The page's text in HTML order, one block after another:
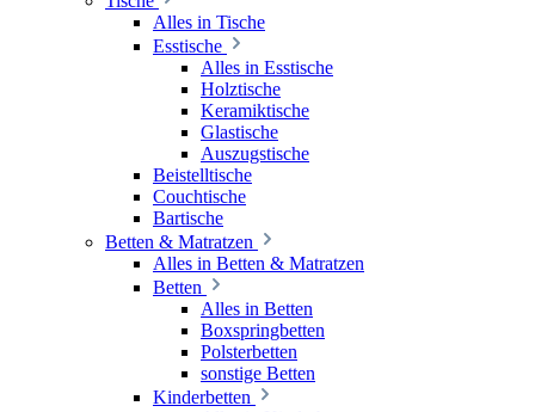
Alles in Tische
Esstische
Alles in Esstische
Holztische
Keramiktische
Glastische
Auszugstische
Beistelltische
Couchtische
Bartische
Betten & Matratzen
Alles in Betten & Matratzen
Betten
Alles in Betten
Boxspringbetten
Polsterbetten
sonstige Betten
Kinderbetten